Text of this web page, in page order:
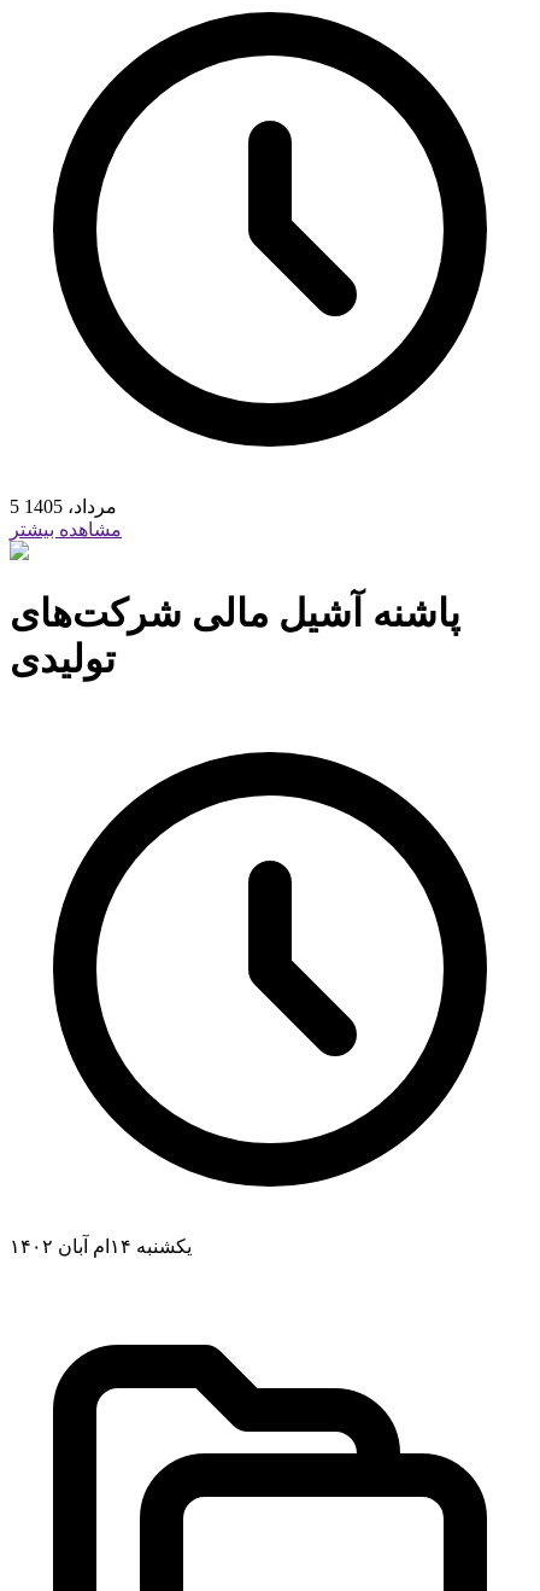
5 مرداد، 1405
مشاهده بیشتر
پاشنه آشیل مالی شرکت‌های
تولیدی
یکشنبه ۱۴ام آبان ۱۴۰۲